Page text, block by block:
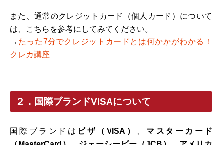
また、通常のクレジットカード（個人カード）について
は、こちらを参考にしてみてください。
→ たった7分でクレジットカードとは何かかがわかる！
クレカ講座
２．国際ブランドVISAについて
国際ブランドは ビザ（VISA）
マスターカード